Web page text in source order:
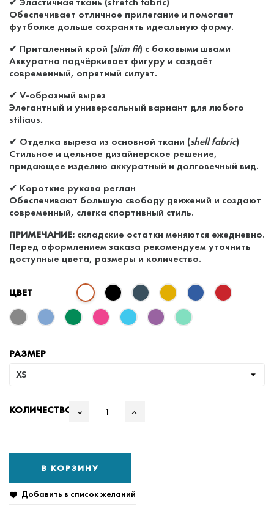
Обеспечивает отличное прилегание и помогает
футболке дольше сохранять идеальную форму.
✔ Приталенный крой (slim fit) с боковыми швами
Аккуратно подчёркивает фигуру и создаёт
современный, опрятный силуэт.
✔ V-образный вырез
Элегантный и универсальный вариант для любого
stiliaus.
✔ Отделка выреза из основной ткани (shell fabric)
Стильное и цельное дизайнерское решение,
придающее изделию аккуратный и долговечный вид.
✔ Короткие рукава реглан
Обеспечивают большую свободу движений и создают
современный, слегка спортивный стиль.
ПРИМЕЧАНИЕ: складские остатки меняются ежедневно.
Перед оформлением заказа рекомендуем уточнить
доступные цвета, размеры и количество.
ЦВЕТ
РАЗМЕР
КОЛИЧЕСТВО
В КОРЗИНУ
 Добавить в список желаний